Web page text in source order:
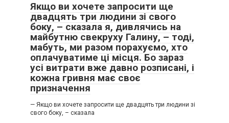
Якщо ви хочете запросити ще
двадцять три людини зі свого
боку, – сказала я, дивлячись на
майбутню свекруху Галину, – тоді,
мабуть, ми разом порахуємо, хто
оплачуватиме ці місця. Бо зараз
усі витрати вже давно розписані, і
кожна гривня має своє
призначення
— Якщо ви хочете запросити ще двадцять три людини зі
свого боку, – сказала